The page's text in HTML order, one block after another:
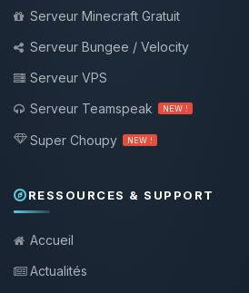
Serveur Minecraft Gratuit
Serveur Bungee / Velocity
Serveur VPS
Serveur Teamspeak
NEW !
Super Choupy NEW !
RESSOURCES & SUPPORT
Accueil
Actualités